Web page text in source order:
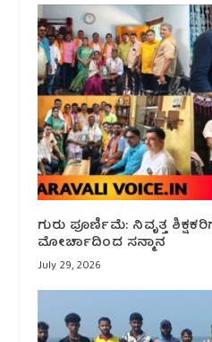
ಗುರು ಪೂರ್ಣಿಮೆ: ನಿವೃತ್ತ
ಮೋರ್ಚಾದಿಂದ ಸನ್ಮಾನ
July 29, 2026